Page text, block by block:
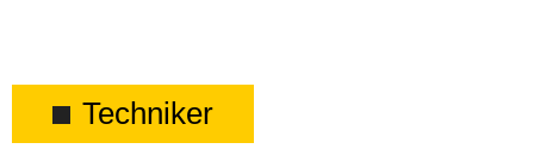
Techniker